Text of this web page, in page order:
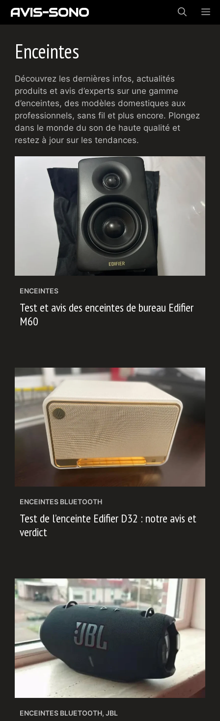
AllerAVIS-SONO
Enceintes
Découvrez les dernières infos, actualités
produits et avis d’experts sur une gamme
d’enceintes, des modèles domestiques aux
professionnels, sans fil et plus encore. Plongez
dans le monde du son de haute qualité et
restez à jour sur les tendances.
ENCEINTES
Test et avis des enceintes de bureau Edifier
M60
ENCEINTES BLUETOOTH
Test de l’enceinte Edifier D32 : notre avis et
verdict
ENCEINTES BLUETOOTH, JBL